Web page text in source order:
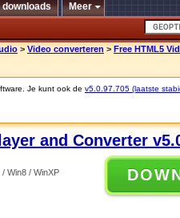
downloads Meer
> Video converteren > Free HTML5
Je kunt ook de v5.0.97.705 (laatste
and Converter
Win8 / WinXP